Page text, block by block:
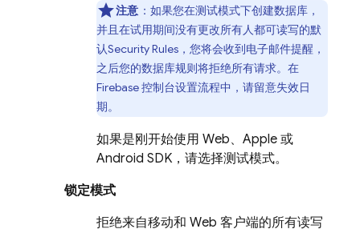
注意 ：如果您在测试模式下创建数据库，
并且在试用期间没有更改所有人都可读写的默
认Security Rules ，您将会收到电子邮件提醒，
之后您的数据库规则将拒绝所有请求。在
Firebase控制台设置流程中，请留意失效日
期。
如果是刚开始使用 Web、Apple 或
Android SDK，请选择测试模式。
锁定模式
拒绝来自移动和 Web 客户端的所有读写